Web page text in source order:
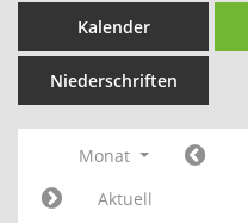
Kalender
Niederschriften
Monat
Aktuell